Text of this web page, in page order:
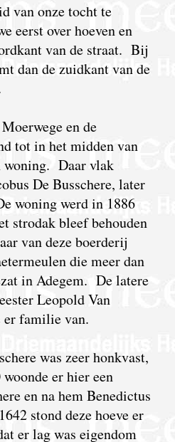
van onze tocht te
eerst over hoeven en
van de straat. Bij
dan de zuidkant van de
en de
tot in het midden van
woning. Daar vlak
De Busschere, later
woning werd in 1886
strodak bleef behouden
van deze boerderij
die meer dan
in Adegem. De latere
Leopold Van
er familie van.
was zeer honkvast,
er hier een
en na hem Benedictus
stond deze hoeve er
er lag was eigendom